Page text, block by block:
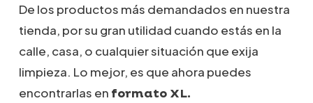
De los productos más demandados en nuestra
tienda, por su gran utilidad cuando estás en la
calle, casa, o cualquier situación que exija
limpieza. Lo mejor, es que ahora puedes
encontrarlas en formato XL.